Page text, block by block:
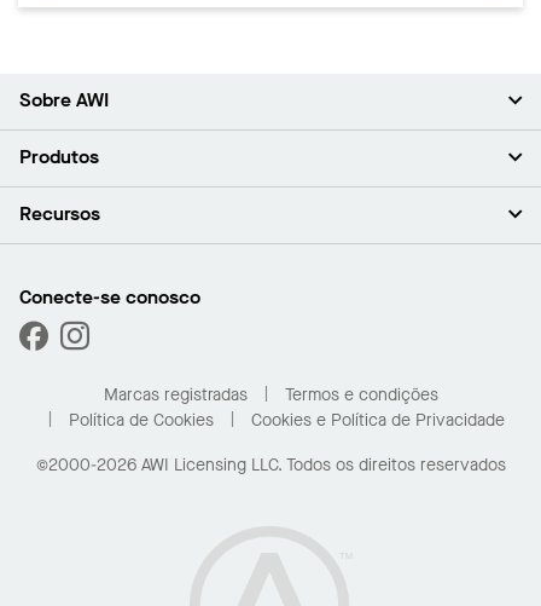
Sobre AWI
Sobre nós (em inglês)
Sala de imprensa (em inglês)
Produtos
Forros
Capacidades personalizadas
Desempenho
Recursos
Encontre um distribuidor
Galeria de projetos
Conecte-se conosco
Marcas registradas
Termos e condições
Política de Cookies
Cookies e Política de Privacidade
©2000-2026 AWI Licensing LLC. Todos os direitos reservados